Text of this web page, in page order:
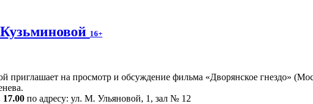
16+
приглашает на просмотр и обсуждение фильма «Дворянское гнездо»
17.00 по адресу: ул. М. Ульяновой, 1, зал № 12